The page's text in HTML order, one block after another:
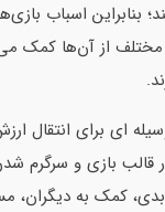
بنابراین اسباب
از آن‌ها کمک
ای برای انتقال
قالب بازی و سرگرم
کمک به دیگران،